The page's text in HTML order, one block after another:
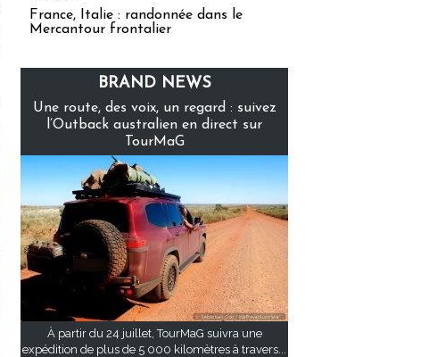
France, Italie : randonnée dans le
Mercantour frontalier
BRAND NEWS
Une route, des voix, un regard : suivez
l’Outback australien en direct sur
TourMaG
À partir du 24 juillet, TourMaG suivra une
expédition de plus de 5 000 kilomètres à travers...